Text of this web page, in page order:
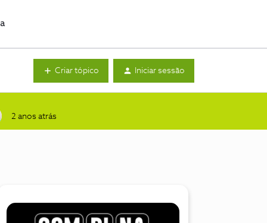
Criar tópico Iniciar sessão
2 anos atrás